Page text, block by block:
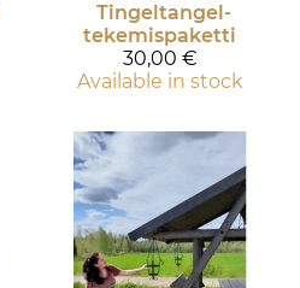
Tingeltangel-
tekemispaketti
30,00 €
Available in stock